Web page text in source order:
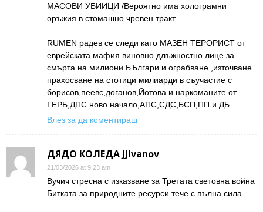
МАСОВИ УБИИЦИ /Вероятно има холограмни
оръжия в стомашно чревен тракт ..
RUMEN радев се следи като МАЗЕН ТЕРОРИСТ от
еврейската мафия.виновно длъжностно лице за
смърта на милиони БЪлгари и ограбване ,източване
прахосване на стотици милиарди в съучастие с
борисов,пеевс,доганов,Йотова и наркоманите от
ГЕРБ,ДПС ново начало,АПС,СДС,БСП,ПП и ДБ.
Влез за да коментираш
ДЯДО КОЛЕДА JJIvanov
21/03/2026 at 9:23 am
Вучич стресна с изказване за Третата световна война
Битката за природните ресурси тече с пълна сила